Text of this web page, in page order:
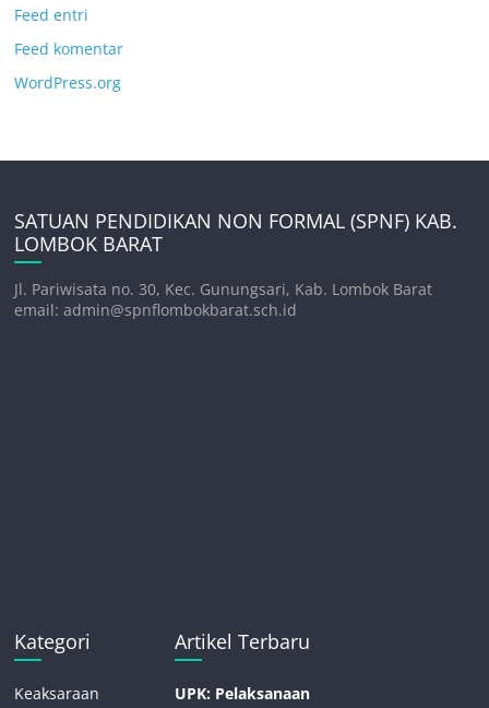
Feed entri
Feed komentar
WordPress.org
SATUAN PENDIDIKAN NON FORMAL (SPNF) KAB.
LOMBOK BARAT
Jl. Pariwisata no. 30, Kec. Gunungsari, Kab. Lombok Barat
email: admin@spnflombokbarat.sch.id
Kategori
Keaksaraan
Artikel Terbaru
UPK: Pelaksanaan